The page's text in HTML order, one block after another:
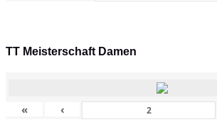
TT Meisterschaft Damen
« ‹